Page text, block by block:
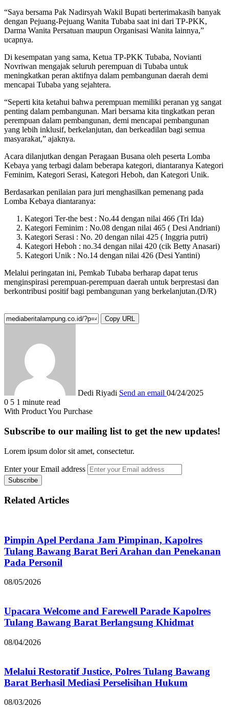
“Saya bersama Pak Nadirsyah Wakil Bupati berterimakasih banyak
dengan Pejuang-Pejuang Wanita Tubaba saat ini dari TP-PKK,
Darma Wanita Persatuan maupun Organisasi Wanita lainnya,”
ucapnya.
Di kesempatan yang sama, Ketua TP-PKK Tubaba, Novianti
Novriwan mengajak seluruh perempuan di Tubaba untuk
meningkatkan peran aktifnya dalam pembangunan daerah demi
mencapai Tubaba yang sejahtera.
“Seperti kita ketahui bahwa perempuan memiliki peranan yg sangat
penting dalam pembangunan. Mari bersama kita tingkatkan peran
perempuan dalam pembangunan, demi mencapai pembangunan
yang lebih inklusif, berkelanjutan, dan berkeadilan bagi semua
masyarakat,” ajaknya.
Acara dilanjutkan dengan Peragaan Busana oleh peserta Lomba
Kebaya yang terbagi dalam beberapa kategori, diantaranya Kategori
Feminim, Kategori Serasi, Kategori Heboh, dan Kategori Unik.
Berdasarkan penilaian para juri menghasilkan pemenang pada
Lomba Kebaya diantaranya:
Kategori Ter-the best : No.44 dengan nilai 466 (Tri Ida)
Kategori Feminim : No.08 dengan nilai 465 ( Desi Andriani)
Kategori Serasi : No. 20 dengan nilai 425 ( Inggria putri)
Kategori Heboh : no.34 dengan nilai 420 (cik Betty Anasari)
Kategori Unik : No.14 dengan nilai 426 (Desi Yantini)
Melalui peringatan ini, Pemkab Tubaba berharap dapat terus
menginspirasi perempuan-perempuan daerah untuk berprestasi dan
berkontribusi positif bagi pembangunan yang berkelanjutan.(D/R)
Copy URL
Dedi Riyadi Send an email 04/24/2025
0 5 1 minute read
With Product You Purchase
Subscribe to our mailing list to get the new updates!
Lorem ipsum dolor sit amet, consectetur.
Enter your Email address
Related Articles
Pimpin Apel Perdana Jam Pimpinan, Kapolres
Tulang Bawang Barat Beri Arahan dan Penekanan
Pada Personil
08/05/2026
Upacara Welcome and Farewell Parade Kapolres
Tulang Bawang Barat Berlangsung Khidmat
08/04/2026
Melalui Restoratif Justice, Polres Tulang Bawang
Barat Berhasil Mediasi Perselisihan Hukum
08/03/2026